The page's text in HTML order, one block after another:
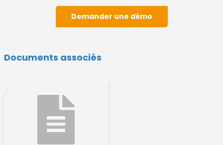
Demander une démo
Documents associés